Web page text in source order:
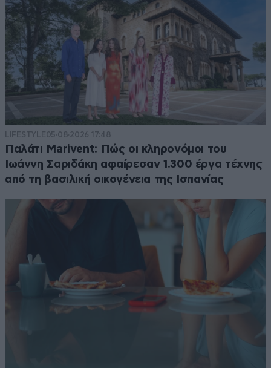
LIFESTYLE05·08·2026 17:48
Παλάτι Marivent: Πώς οι κληρονόμοι του
Ιωάννη Σαριδάκη αφαίρεσαν 1.300 έργα τέχνης
από τη βασιλική οικογένεια της Ισπανίας